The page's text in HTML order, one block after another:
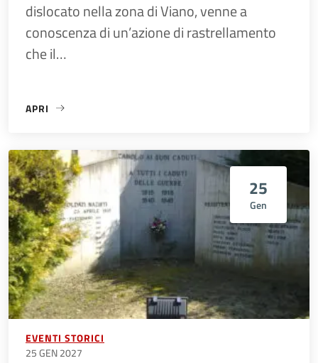
dislocato nella zona di Viano, venne a
conoscenza di un’azione di rastrellamento
che il…
APRI
«21 GENNAIO 1945 COMBATTIMENTO MINGHETTA DI
25
Gen
EVENTI STORICI
25 GEN 2027